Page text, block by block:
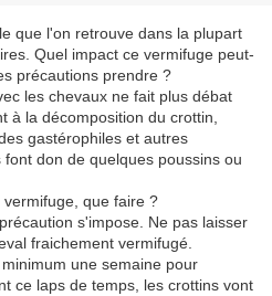
que l'on retrouve dans la plupart
Quel impact ce vermifuge peut-
précautions prendre ?
les chevaux ne fait plus débat
à la décomposition du crottin,
gastérophiles et autres
don de quelques poussins ou
que faire ?
s'impose. Ne pas laisser
fraichement vermifugé.
une semaine pour
ce laps de temps, les crottins vont